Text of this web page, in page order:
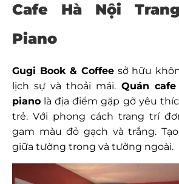
Cafe Hà Nội
Piano
Gugi Book & Coffeesở hữu
lịch sự và thoải mái. Quán
piano là địa điểm gặp gỡ yêu
trẻ. Với phong cách trang trí
gam màu đỏ gạch và trắng.
giữa tường trong và tường ngoài.